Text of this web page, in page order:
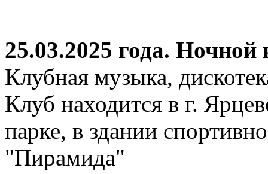
25.03.2025 года.
Клубная музыка,
Клуб находится в г.
парке, в здании
"Пирамида"